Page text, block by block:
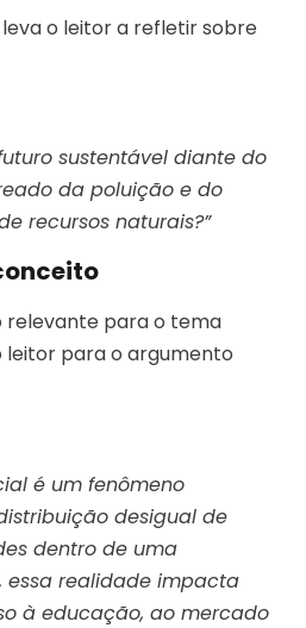
o leitor a refletir sobre
sustentável diante do
da poluição e do
recursos naturais?”
relevante para o tema
leitor para o argumento
é um fenômeno
desigual de
dentro de uma
essa realidade impacta
à educação, ao mercado